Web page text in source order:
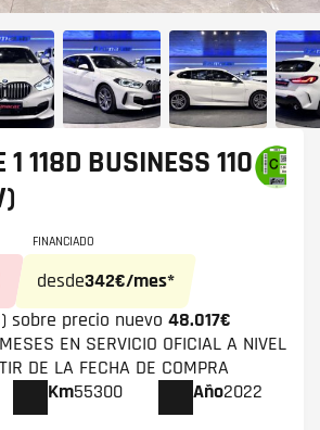
1118D BUSINESS 110
FINANCIADO
desde342€/mes*
sobre precio nuevo 48.017€
EN SERVICIO OFICIAL A NIVEL
DE LA FECHA DE COMPRA
Km55300 Año2022